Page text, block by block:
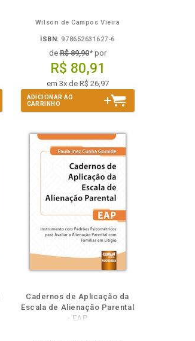
Wilson de Campos Vieira
ISBN: 978652631627-6
deR$ 89,90* por
R$ 80,91
em 3x de R$ 26,97
ADICIONAR AO
CARRINHO
Cadernos de Aplicação da
Escala de Alienação Parental
- EAP